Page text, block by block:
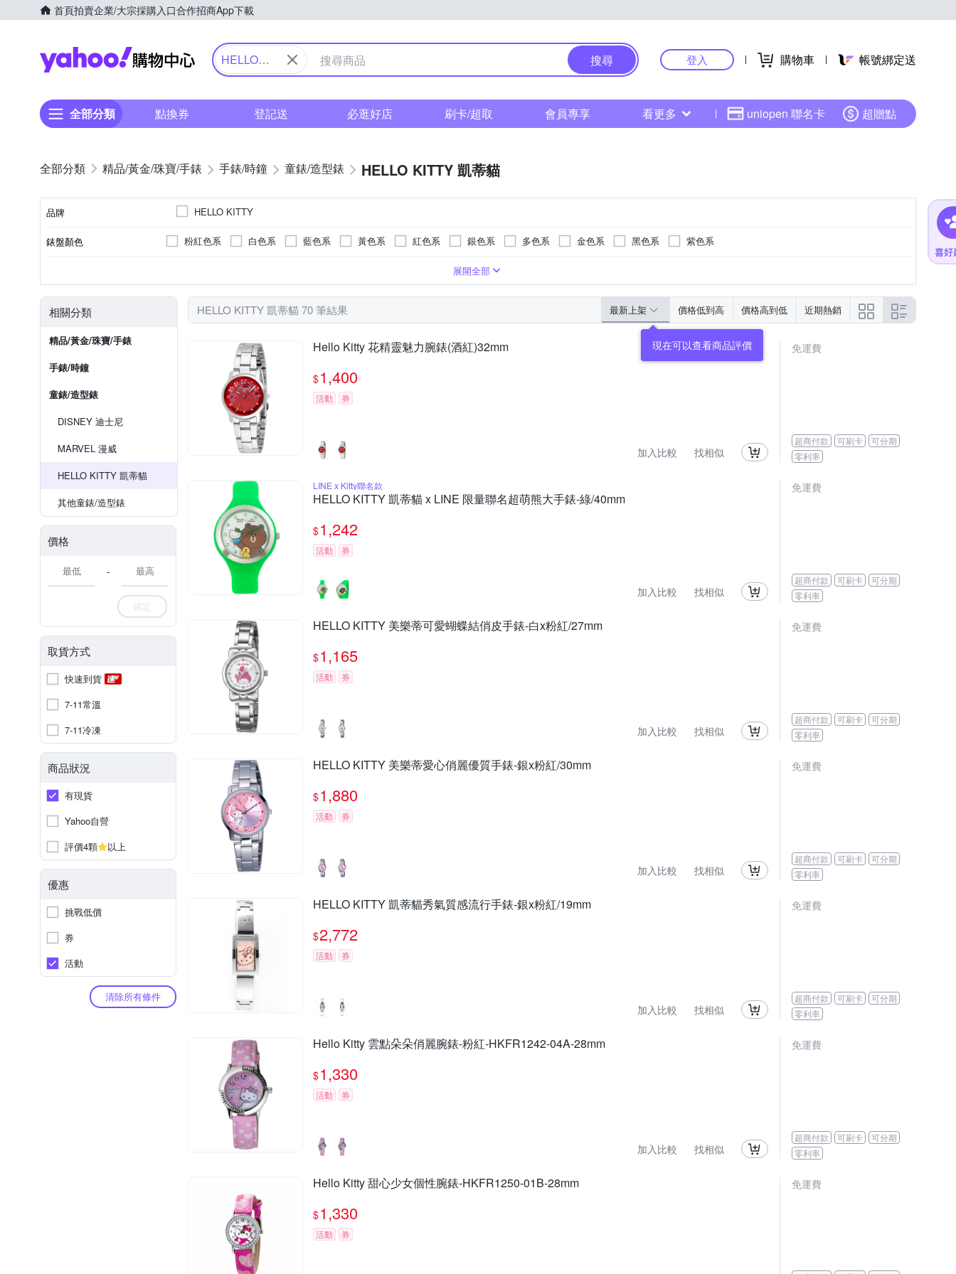
首頁拍賣企業/大宗採購入口合作招商App下載
Yahoo購物中心
HELLO
搜尋 登入 購物車 帳號綁定送
全部分類 點換券 登記送 必逛好店 刷卡/超取 會員專享 看更多 uniopen 聯名卡 超贈點
精品/黃金/珠寶/手錶 手錶/時鐘 童錶/造型錶 HELLO KITTY 凱蒂貓
品牌 HELLO KITTY
錶盤顏色 粉紅色系 白色系 藍色系 黃色系 紅色系 銀色系 多色系 金色系 黑色系 紫色系
白色系 藍色系
蝴蝶釦
橡膠/塑膠/矽膠/樹脂錶帶
藍寶石水晶鏡面
展開全部
相關分類
精品/黃金/珠寶/手錶
手錶/時鐘
童錶/造型錶
DISNEY 迪士尼
MARVEL 漫威
HELLO KITTY 凱蒂貓
其他童錶/造型錶
價格
-
確定
取貨方式
快速到貨
7-11常溫
7-11冷凍
商品狀況
有現貨
Yahoo自營
評價4顆
以上
優惠
挑戰低價
券
活動
清除所有條件
HELLO KITTY 凱蒂貓 70 筆結果 最新上架 價格低到高 價格高到低 近期熱銷
現在可以查看商品評價
Hello Kitty 花精靈魅力腕錶(酒紅)32mm
$1,400
活動 券
加入比較 找相似
免運費
超商付款 可刷卡
可分期
零利率
LINE x Kitty聯名款
HELLO KITTY 凱蒂貓 x LINE 限量聯名超萌熊大手錶-綠/40mm
$1,242
活動 券
加入比較 找相似
免運費
超商付款 可刷卡
可分期
零利率
HELLO KITTY 美樂蒂可愛蝴蝶結俏皮手錶-白x粉紅/27mm
$1,165
活動 券
加入比較 找相似
免運費
超商付款 可刷卡
可分期
零利率
HELLO KITTY 美樂蒂愛心俏麗優質手錶-銀x粉紅/30mm
$1,880
活動 券
加入比較 找相似
免運費
超商付款 可刷卡
可分期
零利率
HELLO KITTY 凱蒂貓秀氣質感流行手錶-銀x粉紅/19mm
$2,772
活動 券
加入比較 找相似
免運費
超商付款 可刷卡
可分期
零利率
Hello Kitty 雲點朵朵俏麗腕錶-粉紅-HKFR1242-04A-28mm
$1,330
活動 券
加入比較 找相似
免運費
超商付款 可刷卡
可分期
零利率
Hello Kitty 甜心少女個性腕錶-HKFR1250-01B-28mm
$1,330
活動 券
免運費